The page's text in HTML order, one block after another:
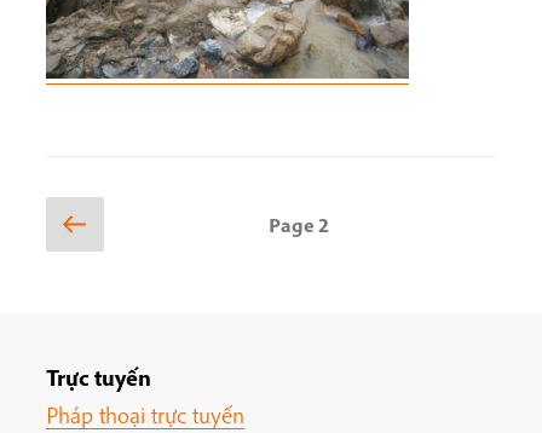
Posts
pagination
Previous
page
Page2
Trực tuyến
Pháp thoại trực tuyến